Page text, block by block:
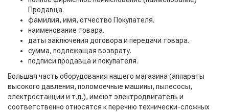
Продавца.
фамилия, имя, отчество Покупателя.
наименование товара.
даты заключения договора и передачи товара.
сумма, подлежащая возврату.
подписи продавца и покупателя.
Большая часть оборудования нашего магазина (аппараты
высокого давления, поломоечные машины, пылесосы,
электростанции и т.д.), имеют электродвигатель и
соответственно относятся к перечню технически-сложных